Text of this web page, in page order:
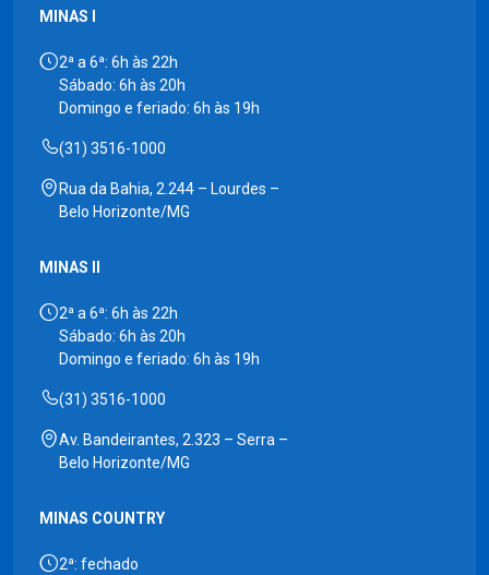
MINAS I
2ª a 6ª: 6h às 22h
Sábado: 6h às 20h
Domingo e feriado: 6h às 19h
(31) 3516-1000
Rua da Bahia, 2.244 – Lourdes –
Belo Horizonte/MG
MINAS II
2ª a 6ª: 6h às 22h
Sábado: 6h às 20h
Domingo e feriado: 6h às 19h
(31) 3516-1000
Av. Bandeirantes, 2.323 – Serra –
Belo Horizonte/MG
MINAS COUNTRY
2ª: fechado